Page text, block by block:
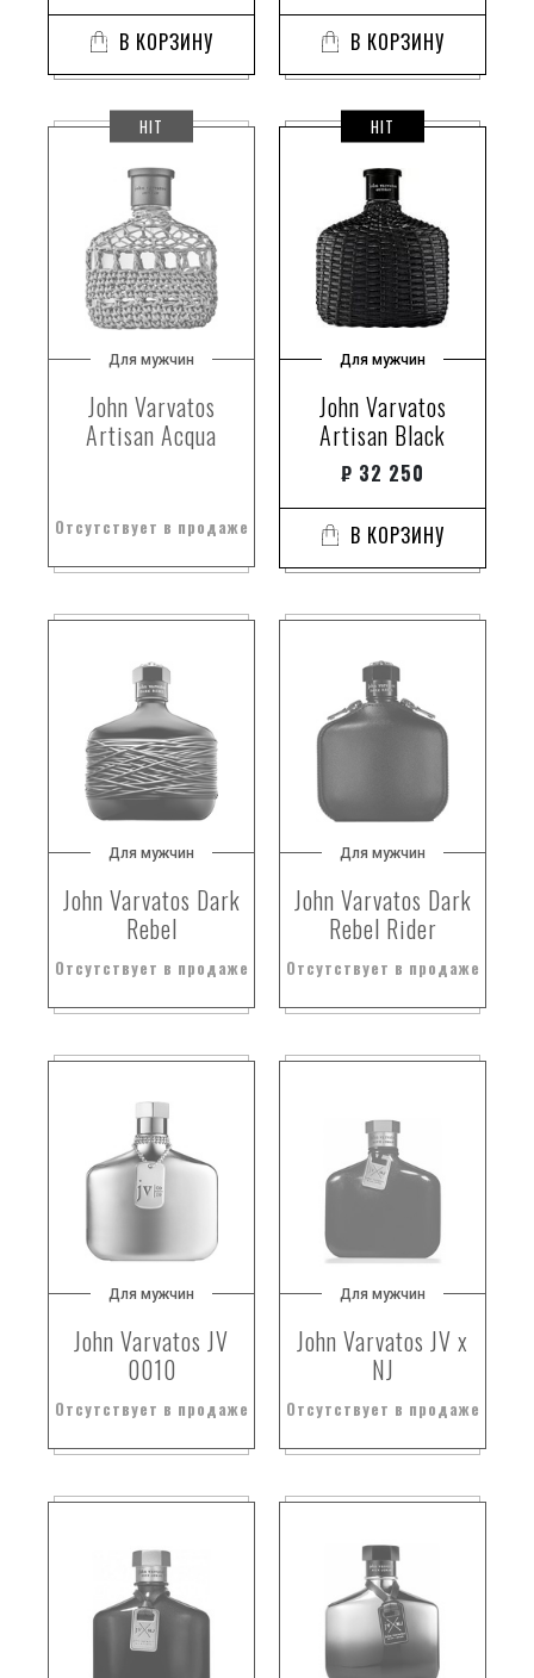
В КОРЗИНУ В КОРЗИНУ
HIT
Для мужчин
John Varvatos
Artisan Acqua
Отсутствует в продаже
HIT
Для мужчин
John Varvatos
Artisan Black
₽ 32 250
В КОРЗИНУ
Для мужчин
John Varvatos Dark
Rebel
Отсутствует в продаже
Для мужчин
John Varvatos Dark
Rebel Rider
Отсутствует в продаже
Для мужчин
John Varvatos JV
0010
Отсутствует в продаже
Для мужчин
John Varvatos JV x
NJ
Отсутствует в продаже